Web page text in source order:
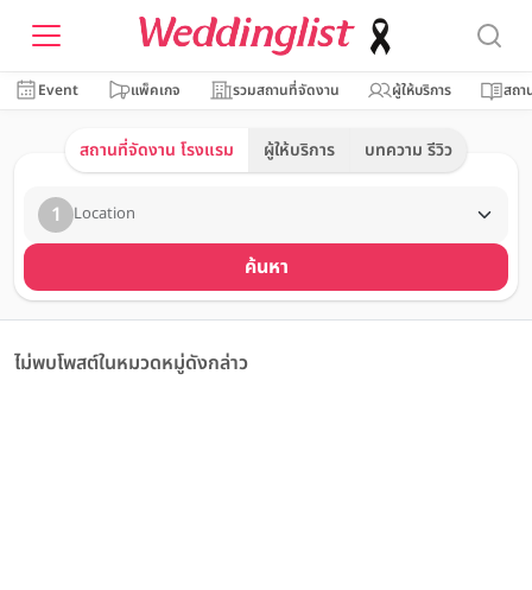
Event แพ็คเกจ รวมสถานที่จัดงาน ผู้ให้บริการ สถา
สถานที่จัดงาน โรงแรม ผู้ให้บริการ บทความ รีวิว
1 Location
ค้นหา
ไม่พบโพสต์ในหมวดหมู่ดังกล่าว